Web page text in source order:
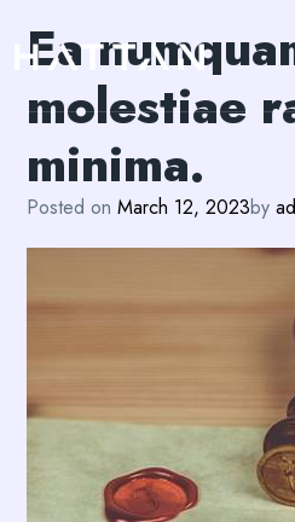
Ea
molestiae
minima.
Posted onMarch 12, 2023by